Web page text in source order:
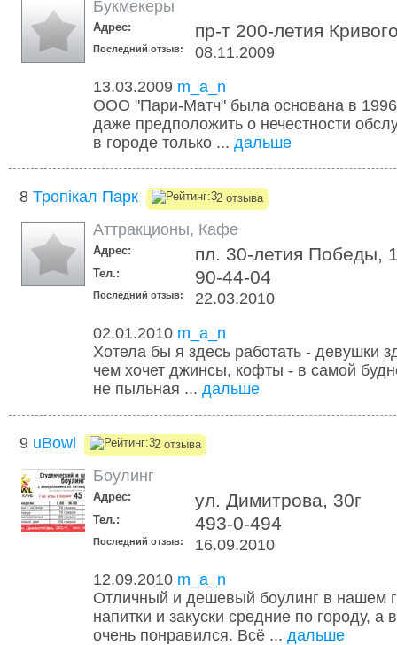
Букмекеры
Адрес: пр-т 200-летия
Последний отзыв:
08.11.2009
13.03.2009 m_a_n
ООО "Пари-Матч" была основана в 1996
даже предположить о нечестности
в городе только ... дальше
8 Тропікал Парк 2 отзыва
Аттракционы, Кафе
Адрес: пл. 30-летия Победы,
Тел.: 90-44-04
Последний отзыв:
22.03.2010
02.01.2010 m_a_n
Хотела бы я здесь работать - девушки
чем хочет джинсы, кофты - в самой
не пыльная ... дальше
9 uBowl 2 отзыва
Боулинг
Адрес: ул. Димитрова, 30г
Тел.: 493-0-494
Последний отзыв:
16.09.2010
12.09.2010 m_a_n
Отличный и дешевый боулинг в нашем
напитки и закуски средние по городу, а
очень понравился. Всё ... дальше